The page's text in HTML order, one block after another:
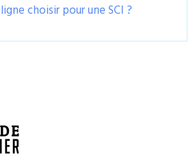
choisir pour une SCI ?